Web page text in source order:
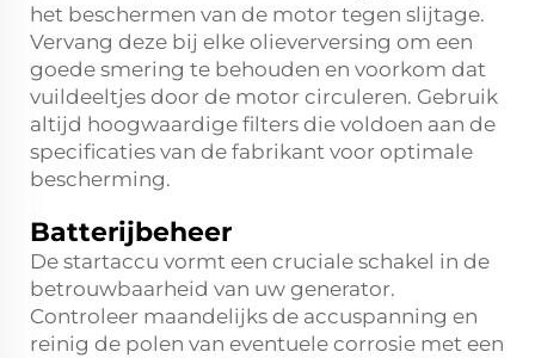
het beschermen van de motor tegen slijtage.
Vervang deze bij elke olieverversing om een
goede smering te behouden en voorkom dat
vuildeeltjes door de motor circuleren. Gebruik
altijd hoogwaardige filters die voldoen aan de
specificaties van de fabrikant voor optimale
bescherming.
Batterijbeheer
De startaccu vormt een cruciale schakel in de
betrouwbaarheid van uw generator.
Controleer maandelijks de accuspanning en
reinig de polen van eventuele corrosie met een